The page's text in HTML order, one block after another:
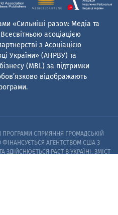
«Сильніші разом: Медіа та
асоціацією
з Асоціацією
України» (АНРВУ) та
(MBL) за підтримки
відображають
ПРОГРАМИ СПРИЯННЯ ГРОМАДСЬКІЙ
АГЕНТСТВОМ США З
PACT В УКРАЇНІ. ЗМІСТ